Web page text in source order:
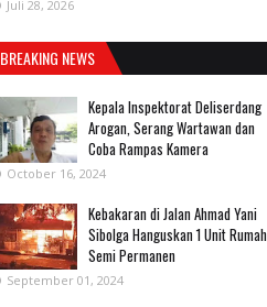
Juli 28, 2026
BREAKING NEWS
Kepala Inspektorat Deliserdang
Arogan, Serang Wartawan dan
Coba Rampas Kamera
October 16, 2024
Kebakaran di Jalan Ahmad Yani
Sibolga Hanguskan 1 Unit Rumah
Semi Permanen
September 01, 2024